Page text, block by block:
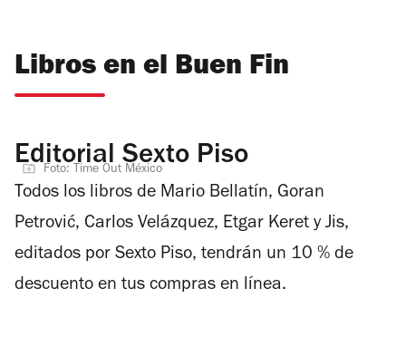
Libros en el Buen Fin
Editorial Sexto Piso
Foto: Time Out México
Todos los libros de Mario Bellatín, Goran
Petrović, Carlos Velázquez, Etgar Keret y Jis,
editados por Sexto Piso, tendrán un 10 % de
descuento en tus compras en línea.